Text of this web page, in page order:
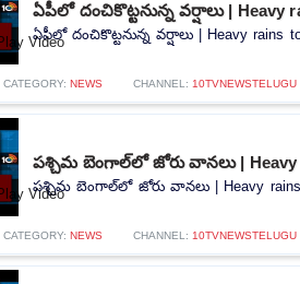
ఏపీలో దంచికొట్టనున్న వర్షాలు | Heavy
ఏపీలో దంచికొట్టనున్న వర్షాలు | Heavy rains
CATEGORY: NEWS CHANNEL: 10TVNEWSTELUGU
పశ్చిమ బెంగాల్‌లో జోరు వానలు | Heavy
పశ్చిమ బెంగాల్‌లో జోరు వానలు | Heavy rains
CATEGORY: NEWS CHANNEL: 10TVNEWSTELUGU